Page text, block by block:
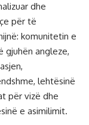
dhe
për të
komunitetin e
gjuhën angleze,
lehtësinë
për vizë dhe
e asimilimit.